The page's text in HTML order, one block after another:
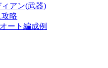
アン(武器)
略
ート編成例